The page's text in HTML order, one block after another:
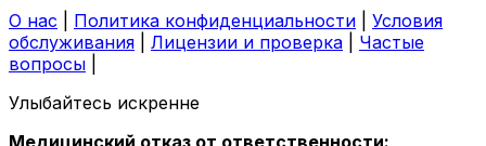
О нас
Политика конфиденциальности
Условия
обслуживания
Лицензии и проверка
Частые
вопросы
Улыбайтесь искренне
Медицинский отказ от ответственности: